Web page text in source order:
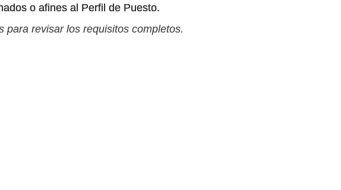
o afines al Perfil de Puesto.
para revisar los requisitos completos.